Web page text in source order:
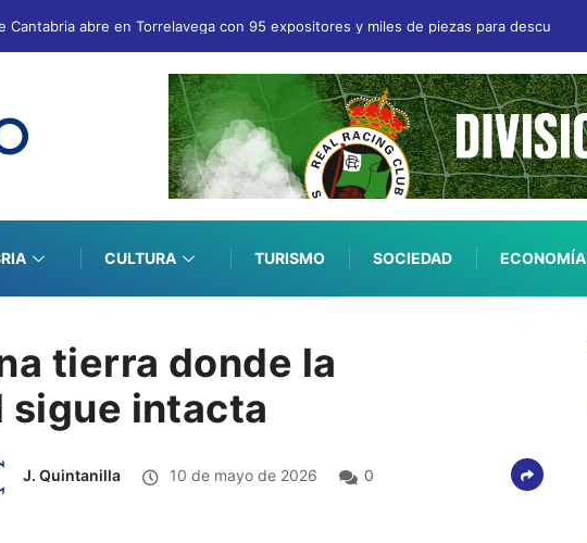
Cantabria abre en Torrelavega con 95 expositores y miles de piezas para descubrir
CULTURA TURISMO SOCIEDAD ECONOMÍA
tierra donde la
intacta
J. Quintanilla 10 de mayo de 2026 0